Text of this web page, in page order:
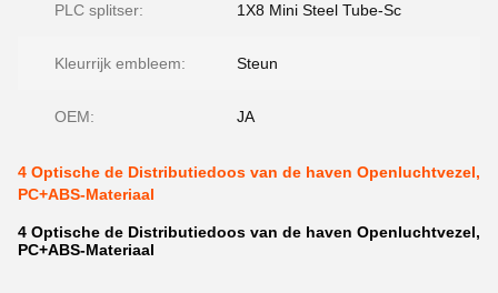
PLC splitser: 1X8 Mini Steel Tube-Sc
Kleurrijk embleem: Steun
OEM: JA
4 Optische de Distributiedoos van de haven Openluchtvezel,
PC+ABS-Materiaal
4 Optische de Distributiedoos van de haven Openluchtvezel,
PC+ABS-Materiaal